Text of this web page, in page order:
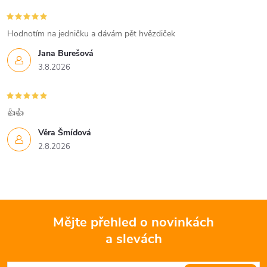
v
k
y
v
ý
p
s
Jana Burešová
3.8.2026
Hodnotím na jedničku a dávám pět hvězdiček
Věra Šmídová
2.8.2026
👍👍
Mějte přehled o novinkách
a slevách